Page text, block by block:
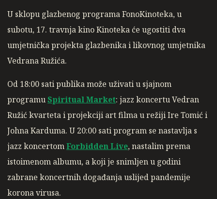
U sklopu glazbenog programa FonoKinoteka, u
subotu, 17. travnja kino Kinoteka će ugostiti dva
umjetnička projekta glazbenika i likovnog umjetnika
Vedrana Ružića.
Od 18:00 sati publika može uživati u sjajnom
programuSpiritual Market: jazz koncertu Vedran
Ružić kvarteta i projekciji art filma u režiji Ire Tomić i
Johna Karduma. U 20:00 sati program se nastavlja s
jazz koncertomForbidden Live, nastalim prema
istoimenom albumu, a koji je snimljen u godini
zabrane koncertnih događanja uslijed pandemije
korona virusa.